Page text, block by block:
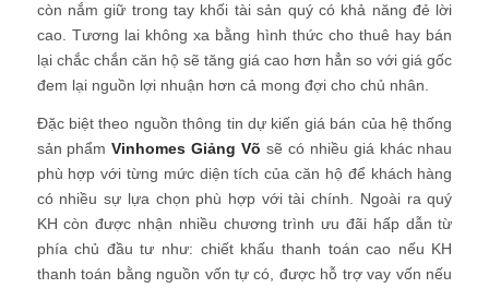
còn nắm giữ trong tay khối tài sản quý có khả năng đẻ lời
cao. Tương lai không xa bằng hình thức cho thuê hay bán
lại chắc chắn căn hộ sẽ tăng giá cao hơn hẳn so với giá gốc
đem lại nguồn lợi nhuận hơn cả mong đợi cho chủ nhân.
Đặc biệt theo nguồn thông tin dự kiến giá bán của hệ thống
sản phẩmVinhomes Giảng Võ sẽ có nhiều giá khác nhau
phù hợp với từng mức diện tích của căn hộ để khách hàng
có nhiều sự lựa chọn phù hợp với tài chính. Ngoài ra quý
KH còn được nhận nhiều chương trình ưu đãi hấp dẫn từ
phía chủ đầu tư như: chiết khấu thanh toán cao nếu KH
thanh toán bằng nguồn vốn tự có, được hỗ trợ vay vốn nếu